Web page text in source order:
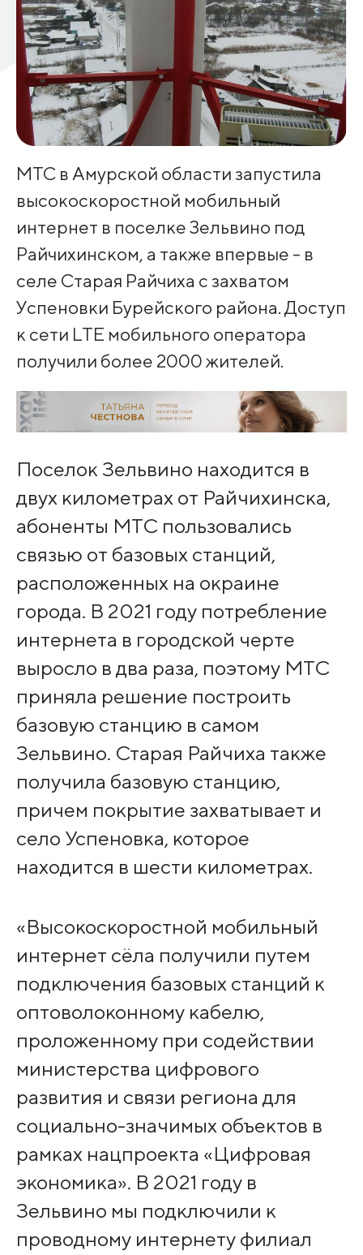
МТС в Амурской области запустила
высокоскоростной мобильный
интернет в поселке Зельвино под
Райчихинском, а также впервые - в
селе Старая Райчиха с захватом
Успеновки Бурейского района. Доступ
к сети LTE мобильного оператора
получили более 2000 жителей.
Поселок Зельвино находится в
двух километрах от Райчихинска,
абоненты МТС пользовались
связью от базовых станций,
расположенных на окраине
города. В 2021 году потребление
интернета в городской черте
выросло в два раза, поэтому МТС
приняла решение построить
базовую станцию в самом
Зельвино. Старая Райчиха также
получила базовую станцию,
причем покрытие захватывает и
село Успеновка, которое
находится в шести километрах.
«Высокоскоростной мобильный
интернет сёла получили путем
подключения базовых станций к
оптоволоконному кабелю,
проложенному при содействии
министерства цифрового
развития и связи региона для
социально-значимых объектов в
рамках нацпроекта «Цифровая
экономика». В 2021 году в
Зельвино мы подключили к
проводному интернету филиал